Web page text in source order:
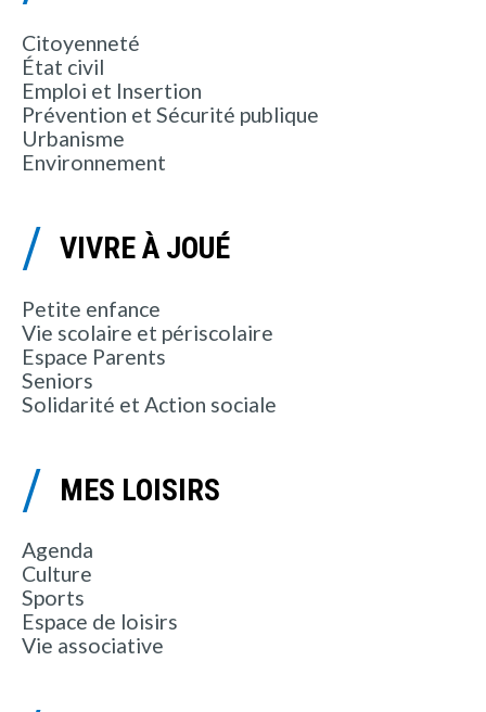
Citoyenneté
État civil
Emploi et Insertion
Prévention et Sécurité publique
Urbanisme
Environnement
VIVRE À JOUÉ
Petite enfance
Vie scolaire et périscolaire
Espace Parents
Seniors
Solidarité et Action sociale
MES LOISIRS
Agenda
Culture
Sports
Espace de loisirs
Vie associative